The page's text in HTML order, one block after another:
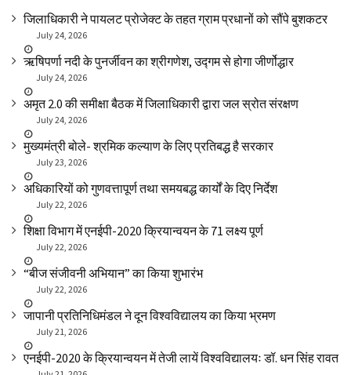
जिलाधिकारी ने पायलट प्रोजेक्ट के तहत ग्राम प्रधानों को सौंपे बुशकटर
July 24, 2026
ऋषिपर्णा नदी के पुनर्जीवन का श्रीगणेश, उद्गम से होगा जीर्णोद्धार
July 24, 2026
अमृत 2.0 की समीक्षा बैठक में जिलाधिकारी द्वारा जल स्रोत संरक्षण
July 24, 2026
मुख्यमंत्री बोले- श्रमिक कल्याण के लिए प्रतिबद्ध है सरकार
July 23, 2026
अधिकारियों को गुणवत्तापूर्ण तथा समयबद्ध कार्यों के दिए निर्देश
July 22, 2026
शिक्षा विभाग में एनईपी-2020 क्रियान्वयन के 71 लक्ष्य पूर्ण
July 22, 2026
“बीज संजीवनी अभियान” का किया शुभारंभ
July 22, 2026
जापानी प्रतिनिधिमंडल ने दून विश्वविद्यालय का किया भ्रमण
July 21, 2026
एनईपी-2020 के क्रियान्वयन में तेजी लायें विश्वविद्यालयः डॉ. धन सिंह रावत